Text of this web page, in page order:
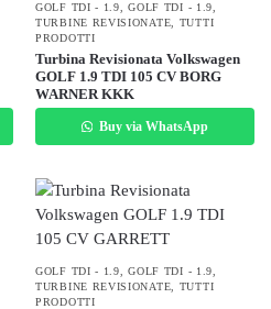
GOLF TDI - 1.9 ,GOLF TDI - 1.9
TURBINE REVISIONATE
TUTTI
PRODOTTI
Turbina Revisionata Volkswagen
GOLF 1.9 TDI 105 CV BORG
WARNER KKK
Buy via WhatsApp
GOLF TDI - 1.9 ,GOLF TDI - 1.9
TURBINE REVISIONATE
TUTTI
PRODOTTI